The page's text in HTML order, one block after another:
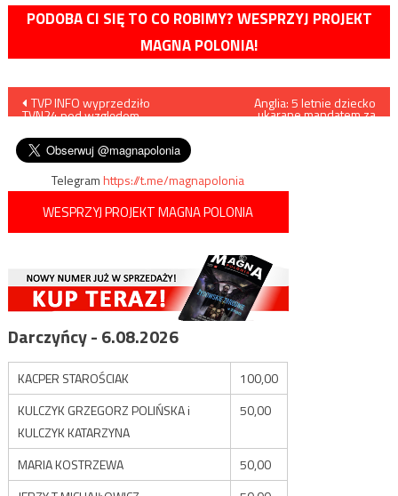
PODOBA CI SIĘ TO CO ROBIMY? WESPRZYJ PROJEKT
MAGNA POLONIA!
Nawigacja
wpisu
TVP INFO wyprzedziło
TVN24 pod względem
Anglia: 5 letnie dziecko
ukarane mandatem za
Telegramhttps://t.me/magnapolonia
WESPRZYJ PROJEKT MAGNA POLONIA
Darczyńcy - 6.08.2026
KACPER STAROŚCIAK
100,00
KULCZYK GRZEGORZ POLIŃSKA i
KULCZYK KATARZYNA
50,00
MARIA KOSTRZEWA
50,00